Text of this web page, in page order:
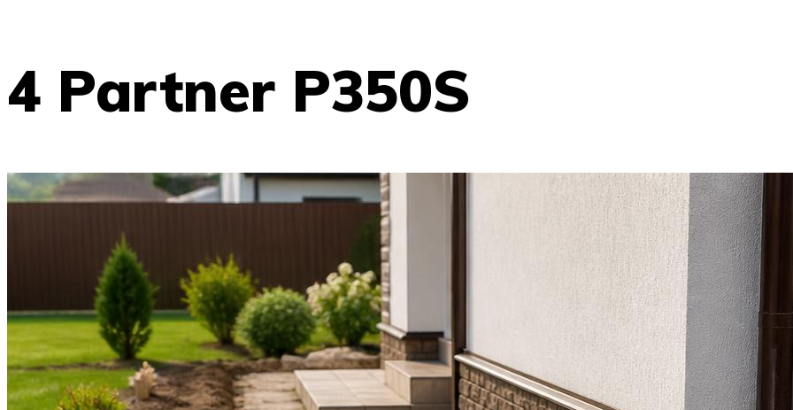
4 Partner P350S